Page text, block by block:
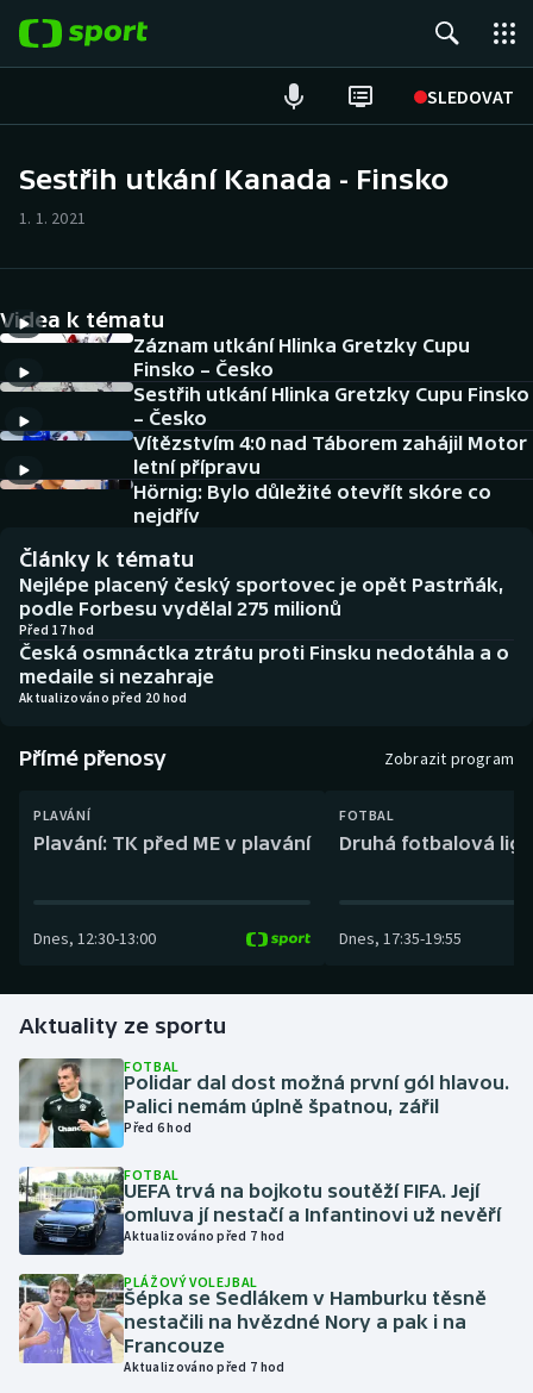
SLEDOVAT
Hokej
Tenis
Atletika
Cyklistika
DALŠÍ SPORTY
Americký fotbal
Baseball a softbal
Basketbal
Biatlon
Curling
Florbal
Golf
Gymnastika
Házená
Jezdectví
Judo
Krasobruslení
NEPŘEHLÉDNĚTE
Soutěže
Historické návraty
Aplikace ČT sport
Sestřih utkání Kanada - Finsko
1. 1. 2021
Videa k tématu
Záznam utkání Hlinka Gretzky Cupu
Finsko – Česko
Sestřih utkání Hlinka Gretzky Cupu Finsko
– Česko
Vítězstvím 4:0 nad Táborem zahájil Motor
letní přípravu
Hörnig: Bylo důležité otevřít skóre co
nejdřív
Články k tématu
Nejlépe placený český sportovec je opět Pastrňák,
podle Forbesu vydělal 275 milionů
Před 17 hod
Česká osmnáctka ztrátu proti Finsku nedotáhla a o
medaile si nezahraje
Aktualizováno před 20 hod
Přímé přenosy Zobrazit program
PLAVÁNÍ
Plavání: TK před ME v plavání
Dnes, 12:30-13:00
FOTBAL
Druhá fotbalová
Dnes, 17:35-19:55
Aktuality ze sportu
FOTBAL
Polidar dal dost možná první gól hlavou.
Palici nemám úplně špatnou, zářil
Před 6 hod
FOTBAL
UEFA trvá na bojkotu soutěží FIFA. Její
omluva jí nestačí a Infantinovi už nevěří
Aktualizováno před 7 hod
PLÁŽOVÝ VOLEJBAL
Šépka se Sedlákem v Hamburku těsně
nestačili na hvězdné Nory a pak i na
Francouze
Aktualizováno před 7 hod